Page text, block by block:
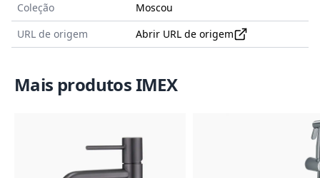
Coleção
Moscou
URL de origem
Abrir URL de origem
Mais produtos IMEX